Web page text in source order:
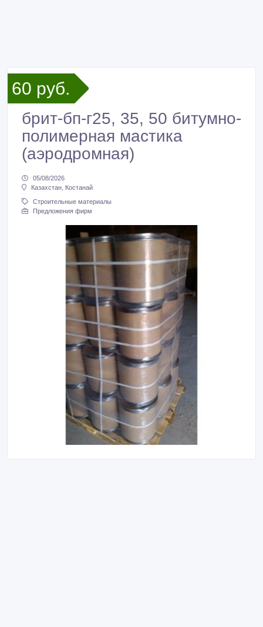
60 руб.
брит-бп-г25, 35, 50 битумно-
полимерная мастика
(аэродромная)
05/08/2026
Казахстан, Костанай
Строительные материалы
Предложения фирм